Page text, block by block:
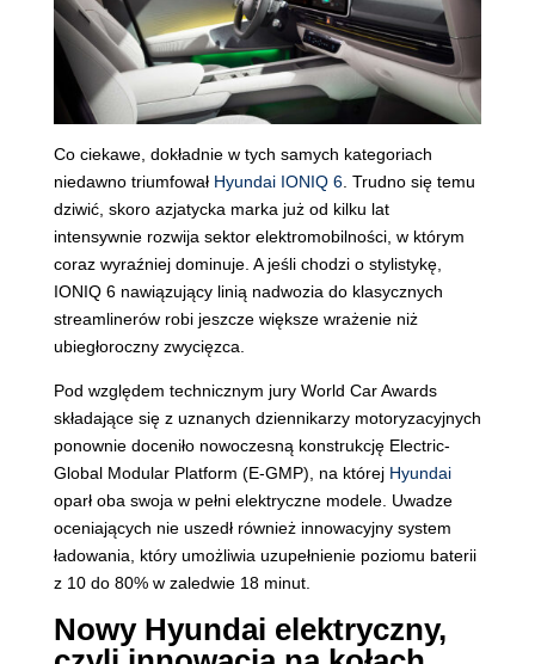
Co ciekawe, dokładnie w tych samych kategoriach
niedawno triumfował Hyundai IONIQ 6. Trudno się temu
dziwić, skoro azjatycka marka już od kilku lat
intensywnie rozwija sektor elektromobilności, w którym
coraz wyraźniej dominuje. A jeśli chodzi o stylistykę,
IONIQ 6 nawiązujący linią nadwozia do klasycznych
streamlinerów robi jeszcze większe wrażenie niż
ubiegłoroczny zwycięzca.
Pod względem technicznym jury World Car Awards
składające się z uznanych dziennikarzy motoryzacyjnych
ponownie doceniło nowoczesną konstrukcję Electric-
Global Modular Platform (E-GMP), na której Hyundai
oparł oba swoja w pełni elektryczne modele. Uwadze
oceniających nie uszedł również innowacyjny system
ładowania, który umożliwia uzupełnienie poziomu baterii
z 10 do 80% w zaledwie 18 minut.
Nowy Hyundai elektryczny,